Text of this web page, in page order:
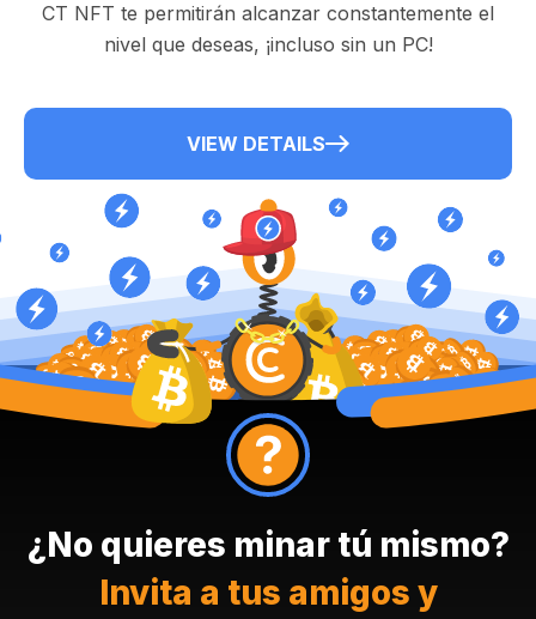
CT NFT te permitirán alcanzar constantemente el
nivel que deseas, ¡incluso sin un PC!
VIEW DETAILS
¿No quieres minar tú mismo?
Invita a tus amigos y